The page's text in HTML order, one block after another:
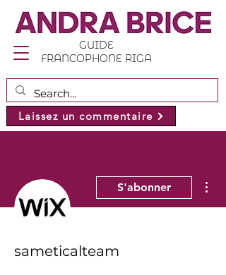
GUIDE
FRANCOPHONE RIGA
Laissez un commentaire
S'abonner
sameticalteam